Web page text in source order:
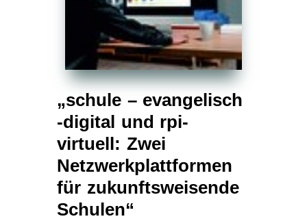
„schule – evangelisch
-digital und rpi-
virtuell: Zwei
Netzwerkplattformen
für zukunftsweisende
Schulen“